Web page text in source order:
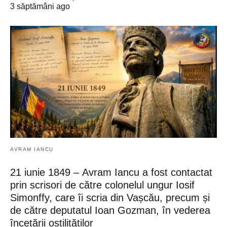
3 săptămâni ago
AVRAM IANCU
21 iunie 1849 – Avram Iancu a fost contactat
prin scrisori de către colonelul ungur Iosif
Simonffy, care îi scria din Vașcău, precum și
de către deputatul Ioan Gozman, în vederea
încetării ostilităților